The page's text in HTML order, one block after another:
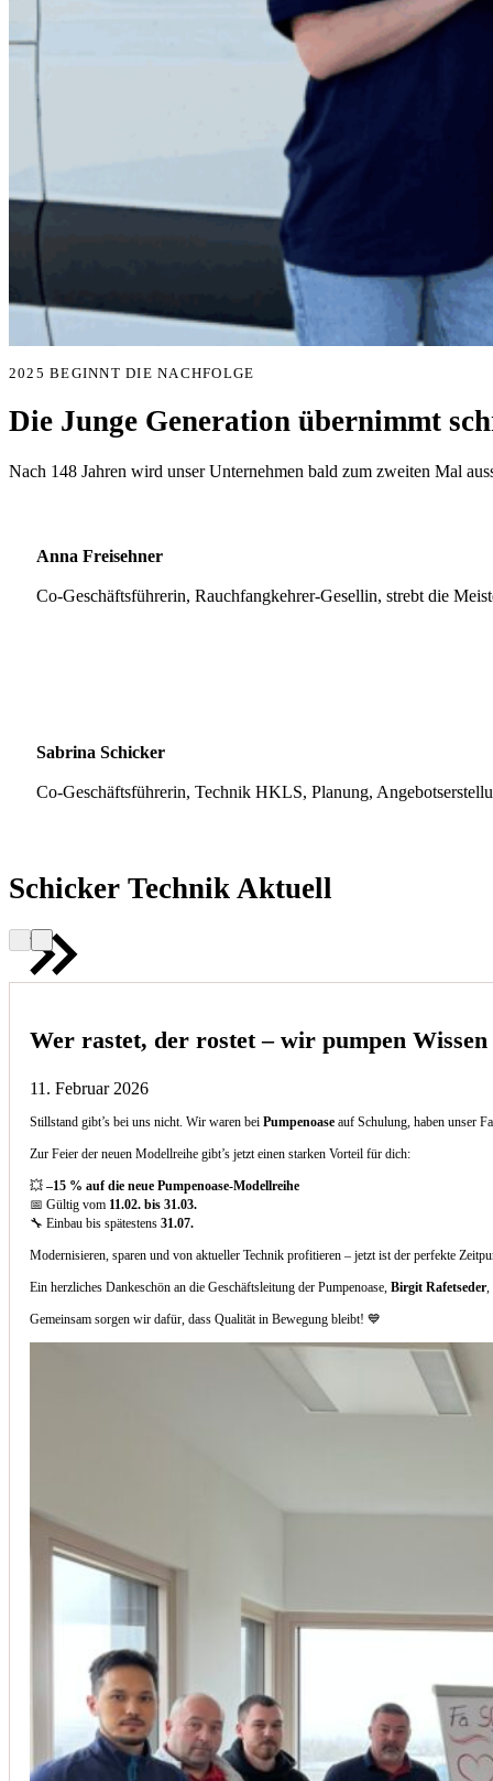
2025 BEGINNT DIE NACHFOLGE
Die Junge Generation übernimmt
Nach 148 Jahren wird unser Unternehmen bald zum zweiten Mal
Anna Freisehner
Co-Geschäftsführerin, Rauchfangkehrer-Gesellin, strebt die
Sabrina Schicker
Co-Geschäftsführerin, Technik HKLS, Planung,
Schicker Technik Aktuell
Wer rastet, der rostet – wir pumpen
11. Februar 2026
Stillstand gibt’s bei uns nicht. Wir waren beiPumpenoase auf Schulung, haben unser
Zur Feier der neuen Modellreihe gibt’s jetzt einen starken Vorteil für dich:
💥–15 % auf die neue Pumpenoase-Modellreihe
📅 Gültig vom 11.02. bis 31.03.
🔧 Einbau bis spätestens31.07.
Modernisieren, sparen und von aktueller Technik profitieren – jetzt ist der perfekte
Ein herzliches Dankeschön an die Geschäftsleitung der Pumpenoase,Birgit Rafetseder
Gemeinsam sorgen wir dafür, dass Qualität in Bewegung bleibt! 💙